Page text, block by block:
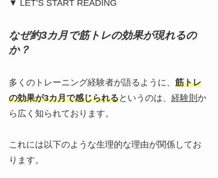
▼ LET’S START READING
なぜ約3カ月で筋トレの効果が現れるの
か？
多くのトレーニング経験者が語るように、 筋トレ
の効果が3カ月で感じられるというのは、 経験則 か
ら広く知られております。
これには以下のような生理的な理由が関係してお
ります。